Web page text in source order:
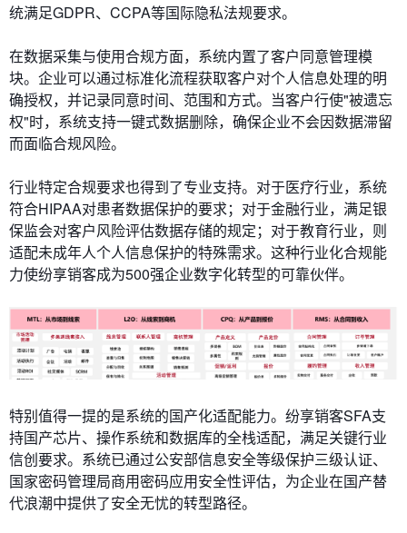
统满足GDPR、CCPA等国际隐私法规要求。
在​​数据采集与使用合规​​方面，系统内置了客户同意管理模
块。企业可以通过标准化流程获取客户对个人信息处理的明
确授权，并记录同意时间、范围和方式。当客户行使"被遗忘
权"时，系统支持一键式数据删除，确保企业不会因数据滞留
而面临合规风险。
​​行业特定合规要求​​也得到了专业支持。对于医疗行业，系统
符合HIPAA对患者数据保护的要求；对于金融行业，满足银
保监会对客户风险评估数据存储的规定；对于教育行业，则
适配未成年人个人信息保护的特殊需求。这种行业化合规能
力使纷享销客成为500强企业数字化转型的可靠伙伴。
特别值得一提的是系统的​​国产化适配能力​​。纷享销客SFA支
持国产芯片、操作系统和数据库的全栈适配，满足关键行业
信创要求。系统已通过公安部信息安全等级保护三级认证、
国家密码管理局商用密码应用安全性评估，为企业在国产替
代浪潮中提供了安全无忧的转型路径。